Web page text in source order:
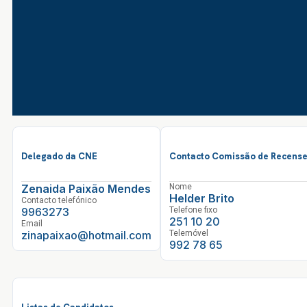
Delegado da CNE
Zenaida Paixão Mendes
Contacto telefónico
9963273
Email
zinapaixao@hotmail.com
Contacto Comissão de
Nome
Helder Brito
Telefone fixo
251 10 20
Telemóvel
992 78 65